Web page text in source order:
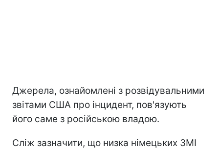
Джерела, ознайомлені з розвідувальними
звітами США про інцидент, пов'язують
його саме з російською владою.
Сліж зазначити, що низка німецьких ЗМІ